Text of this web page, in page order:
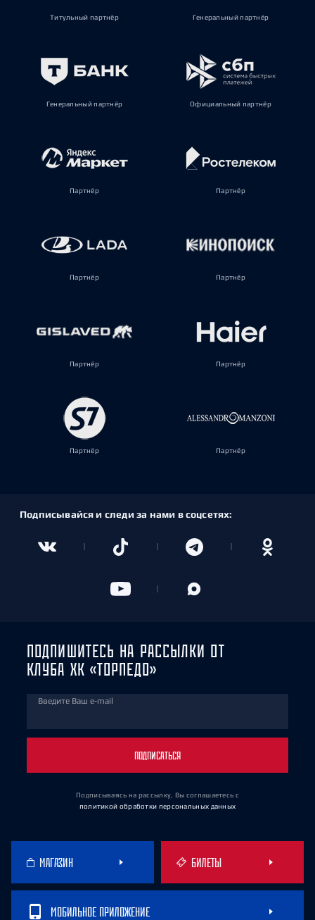
Титульный партнёр Генеральный партнёр
Генеральный партнёр Официальный партнёр
Партнёр Партнёр
Партнёр Партнёр
Партнёр Партнёр
Партнёр Партнёр
Подписывайся и следи за нами в соцсетях:
ПОДПИШИТЕСЬ НА РАССЫЛКИ ОТ
КЛУБА ХК «ТОРПЕДО»
Введите Ваш e-mail
ПОДПИСАТЬСЯ
Подписываясь на рассылку, Вы соглашаетесь с
политикой обработки персональных данных
МАГАЗИН БИЛЕТЫ
МОБИЛЬНОЕ ПРИЛОЖЕНИЕ